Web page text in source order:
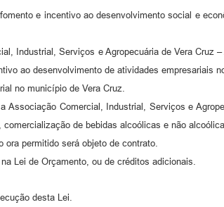
e incentivo ao desenvolvimento social e
Industrial, Serviços e Agropecuária de Vera Cruz
ao desenvolvimento de atividades empresariais
no município de Vera Cruz.
Comercial, Industrial, Serviços e
de bebidas alcoólicas e não
ora permitido será objeto de contrato.
Lei de Orçamento, ou de créditos adicionais.
desta Lei.